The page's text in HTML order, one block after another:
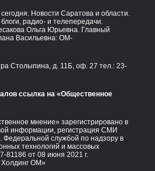
Новости Саратова и области.
радио- и телепередачи.
Ольга Юрьевна. Главный
Васильевна: OM-
Столыпина, д. 11Б, оф. 27 тел.: 23-
ссылка на «Общественное
мнение» зарегистрировано в
информации, регистрация СМИ
службой по надзору в
технологий и массовых
от 08 июня 2021 г.
ОМ»